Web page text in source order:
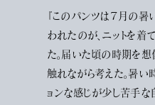
『このパンツは７月の暑
われたのが、ニットを着
た。届いた頃の時期を想
触れながら考えた。暑い
ョンな感じが少し苦手な